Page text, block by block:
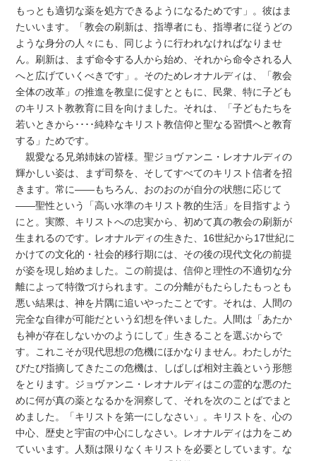
もっとも適切な薬を処方できるようになるためです」。彼はま
たいいます。「教会の刷新は、指導者にも、指導者に従うどの
ような身分の人々にも、同じように行われなければなりませ
ん。刷新は、まず命令する人から始め、それから命令される人
へと広げていくべきです」。そのためレオナルディは、「教会
全体の改革」の推進を教皇に促すとともに、民衆、特に子ども
のキリスト教教育に目を向けました。それは、「子どもたちを
若いときから････純粋なキリスト教信仰と聖なる習慣へと教育
する」ためです。
親愛なる兄弟姉妹の皆様。聖ジョヴァンニ・レオナルディの
輝かしい姿は、まず司祭を、そしてすべてのキリスト信者を招
きます。常に――もちろん、おのおのが自分の状態に応じて
――聖性という「高い水準のキリスト教的生活」を目指すよう
にと。実際、キリストへの忠実から、初めて真の教会の刷新が
生まれるのです。レオナルディの生きた、16世紀から17世紀に
かけての文化的・社会的移行期には、その後の現代文化の前提
が姿を現し始めました。この前提は、信仰と理性の不適切な分
離によって特徴づけられます。この分離がもたらしたもっとも
悪い結果は、神を片隅に追いやったことです。それは、人間の
完全な自律が可能だという幻想を伴いました。人間は「あたか
も神が存在しないかのようにして」生きることを選ぶからで
す。これこそが現代思想の危機にほかなりません。わたしがた
びたび指摘してきたこの危機は、しばしば相対主義という形態
をとります。ジョヴァンニ・レオナルディはこの霊的な悪のた
めに何が真の薬となるかを洞察して、それを次のことばでまと
めました。「キリストを第一にしなさい」。キリストを、心の
中心、歴史と宇宙の中心にしなさい。レオナルディは力をこめ
ていいます。人類は限りなくキリストを必要としています。な